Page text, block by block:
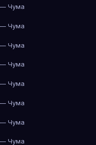
Чума
Чума
Чума
Чума
Чума
Чума
Чума
Чума